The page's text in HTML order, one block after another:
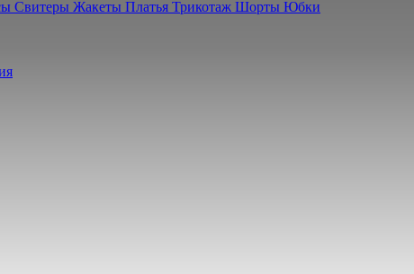
Свитеры Жакеты Платья Трикотаж Шорты Юбки